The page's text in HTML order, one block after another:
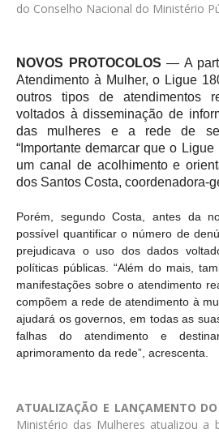
do Conselho Nacional do Ministério
NOVOS PROTOCOLOS — A
Atendimento à Mulher, o Ligue
outros tipos de atendimentos
voltados à disseminação de
das mulheres e a rede de
“Importante demarcar que o
um canal de acolhimento e
dos Santos Costa, coordenadora-
Porém, segundo Costa, antes da
possível quantificar o número de
prejudicava o uso dos dados
políticas públicas. “Além do mais,
manifestações sobre o atendimento
compõem a rede de atendimento à
ajudará os governos, em todas as
falhas do atendimento e
aprimoramento da rede”, acrescenta.
ATUALIZAÇÃO E LANÇAMENTO
Ministério das Mulheres atualizou a